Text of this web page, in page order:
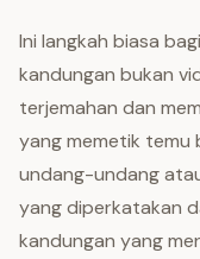
Ini langkah biasa
kandungan bukan
terjemahan dan
yang memetik temu
undang-undang
yang diperkatakan
kandungan yang